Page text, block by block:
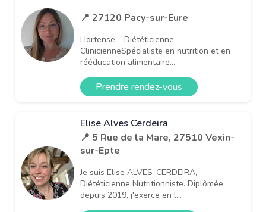
📍 27120 Pacy-sur-Eure
Hortense – Diététicienne
ClinicienneSpécialiste en nutrition et en
rééducation alimentaire...
Prendre rendez-vous
Elise Alves Cerdeira
📍 5 Rue de la Mare, 27510 Vexin-
sur-Epte
Je suis Elise ALVES-CERDEIRA,
Diététicienne Nutritionniste. Diplômée
depuis 2019, j'exerce en l...